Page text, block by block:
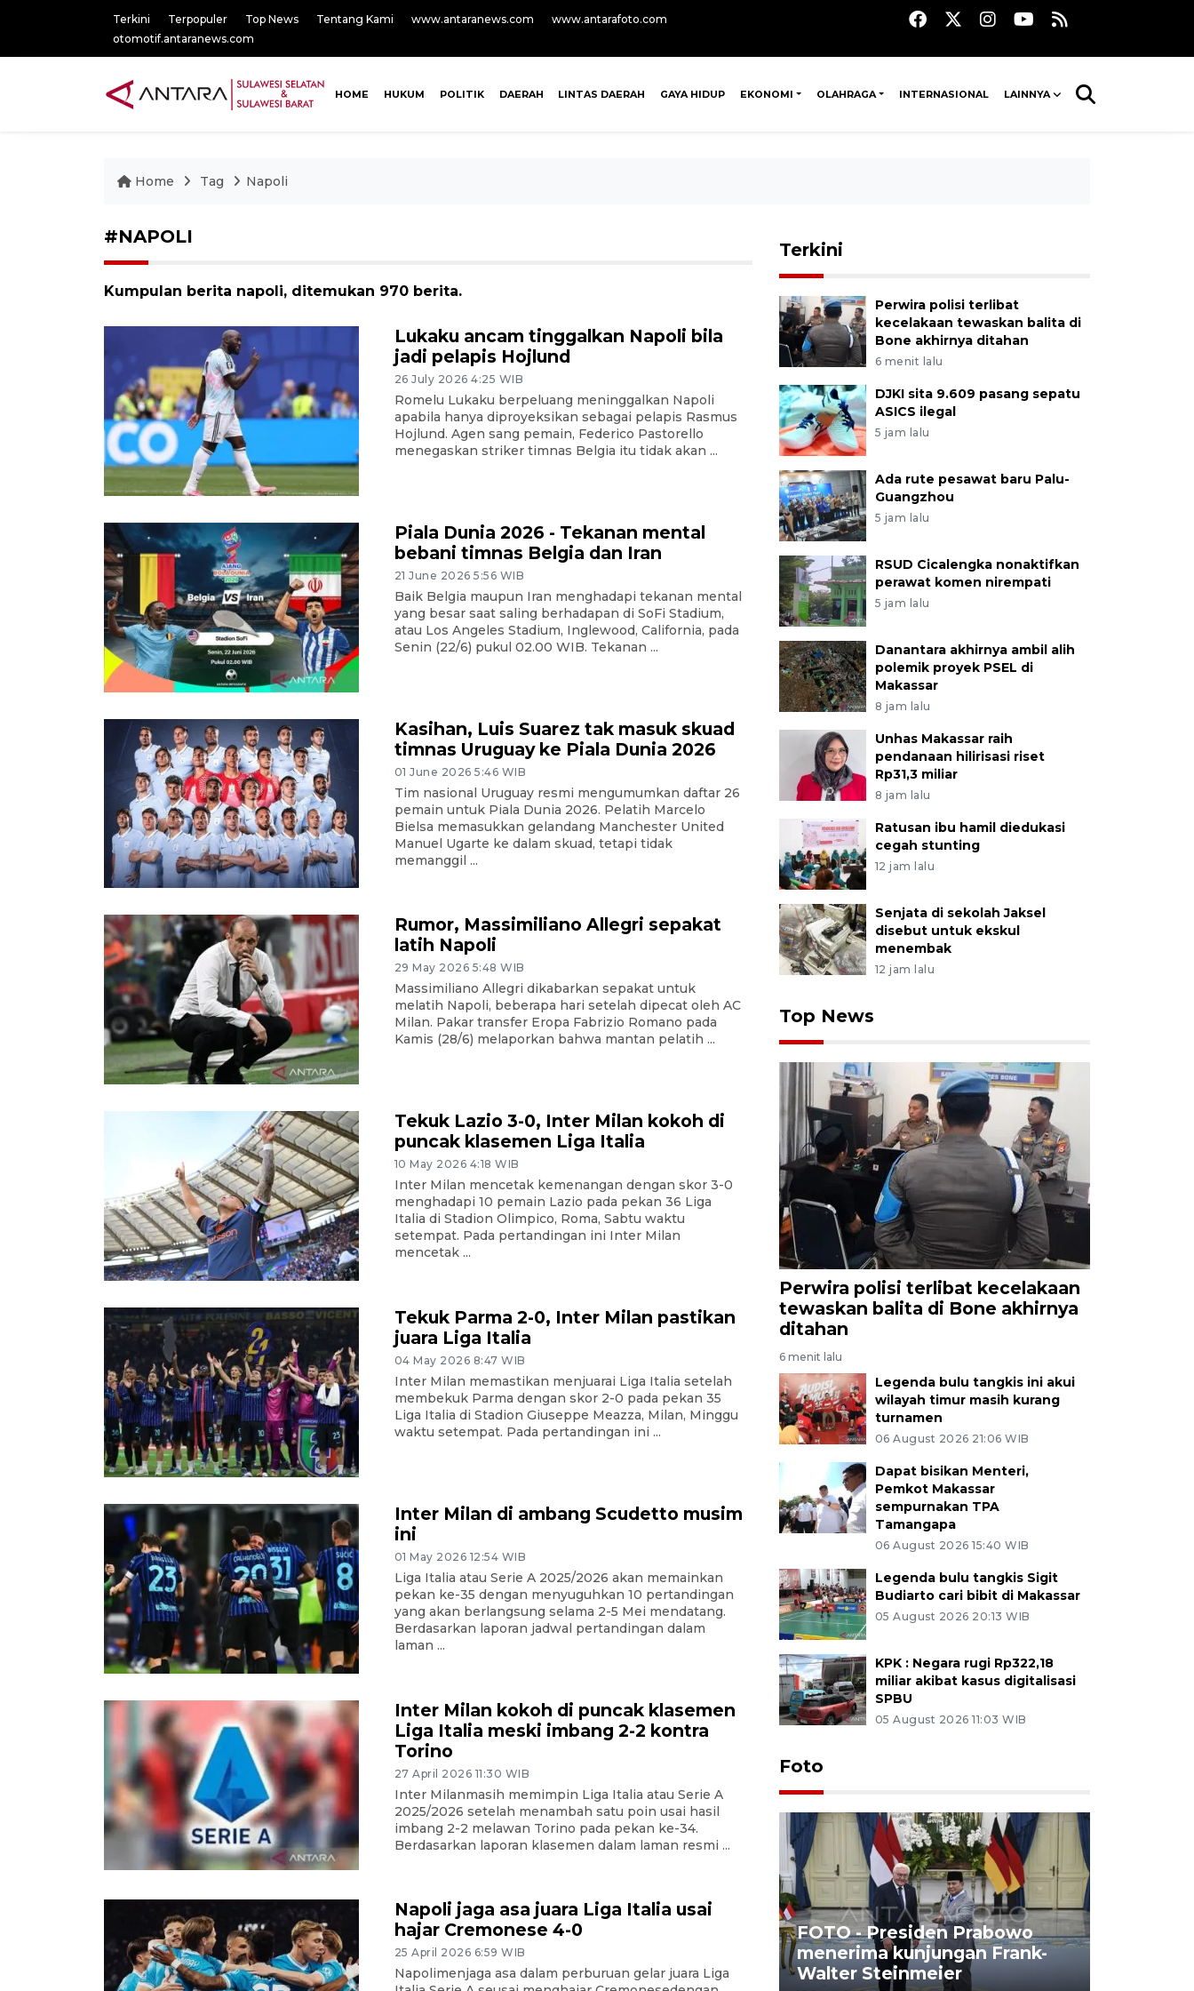
Terkini Terpopuler Top News Tentang Kami www.antaranews.com
www.antarafoto.com
otomotif.antaranews.com
HOME HUKUM POLITIK DAERAH LINTAS DAERAH GAYA HIDUP EKONOMI OLAHRAGA INTERNASIONAL LAINNYA
Home Tag Napoli
#NAPOLI
Kumpulan berita napoli, ditemukan 970 berita.
Lukaku ancam tinggalkan Napoli bila
jadi pelapis Hojlund
26 July 2026 4:25 WIB
Romelu Lukaku berpeluang meninggalkan Napoli
apabila hanya diproyeksikan sebagai pelapis Rasmus
Hojlund. Agen sang pemain, Federico Pastorello
menegaskan striker timnas Belgia itu tidak akan ...
Piala Dunia 2026 - Tekanan mental
bebani timnas Belgia dan Iran
21 June 2026 5:56 WIB
Baik Belgia maupun Iran menghadapi tekanan mental
yang besar saat saling berhadapan di SoFi Stadium,
atau Los Angeles Stadium, Inglewood, California, pada
Senin (22/6) pukul 02.00 WIB. Tekanan ...
Kasihan, Luis Suarez tak masuk skuad
timnas Uruguay ke Piala Dunia 2026
01 June 2026 5:46 WIB
Tim nasional Uruguay resmi mengumumkan daftar 26
pemain untuk Piala Dunia 2026. Pelatih Marcelo
Bielsa memasukkan gelandang Manchester United
Manuel Ugarte ke dalam skuad, tetapi tidak
memanggil ...
Rumor, Massimiliano Allegri sepakat
latih Napoli
29 May 2026 5:48 WIB
Massimiliano Allegri dikabarkan sepakat untuk
melatih Napoli, beberapa hari setelah dipecat oleh AC
Milan. Pakar transfer Eropa Fabrizio Romano pada
Kamis (28/6) melaporkan bahwa mantan pelatih ...
Tekuk Lazio 3-0, Inter Milan kokoh di
puncak klasemen Liga Italia
10 May 2026 4:18 WIB
Inter Milan mencetak kemenangan dengan skor 3-0
menghadapi 10 pemain Lazio pada pekan 36 Liga
Italia di Stadion Olimpico, Roma, Sabtu waktu
setempat. Pada pertandingan ini Inter Milan
mencetak ...
Tekuk Parma 2-0, Inter Milan pastikan
juara Liga Italia
04 May 2026 8:47 WIB
Inter Milan memastikan menjuarai Liga Italia setelah
membekuk Parma dengan skor 2-0 pada pekan 35
Liga Italia di Stadion Giuseppe Meazza, Milan, Minggu
waktu setempat. Pada pertandingan ini ...
Inter Milan di ambang Scudetto musim
ini
01 May 2026 12:54 WIB
Liga Italia atau Serie A 2025/2026 akan memainkan
pekan ke-35 dengan menyuguhkan 10 pertandingan
yang akan berlangsung selama 2-5 Mei mendatang.
Berdasarkan laporan jadwal pertandingan dalam
laman ...
Inter Milan kokoh di puncak klasemen
Liga Italia meski imbang 2-2 kontra
Torino
27 April 2026 11:30 WIB
Inter Milanmasih memimpin Liga Italia atau Serie A
2025/2026 setelah menambah satu poin usai hasil
imbang 2-2 melawan Torino pada pekan ke-34.
Berdasarkan laporan klasemen dalam laman resmi ...
Napoli jaga asa juara Liga Italia usai
hajar Cremonese 4-0
25 April 2026 6:59 WIB
Napolimenjaga asa dalam perburuan gelar juara Liga
Terkini
Perwira polisi terlibat
kecelakaan tewaskan balita di
Bone akhirnya ditahan
6 menit lalu
DJKI sita 9.609 pasang sepatu
ASICS ilegal
5 jam lalu
Ada rute pesawat baru Palu-
Guangzhou
5 jam lalu
RSUD Cicalengka nonaktifkan
perawat komen nirempati
5 jam lalu
Danantara akhirnya ambil alih
polemik proyek PSEL di
Makassar
8 jam lalu
Unhas Makassar raih
pendanaan hilirisasi riset
Rp31,3 miliar
8 jam lalu
Ratusan ibu hamil diedukasi
cegah stunting
12 jam lalu
Senjata di sekolah Jaksel
disebut untuk ekskul
menembak
12 jam lalu
Top News
Perwira polisi terlibat kecelakaan
tewaskan balita di Bone akhirnya
ditahan
6 menit lalu
Legenda bulu tangkis ini akui
wilayah timur masih kurang
turnamen
06 August 2026 21:06 WIB
Dapat bisikan Menteri,
Pemkot Makassar
sempurnakan TPA
Tamangapa
06 August 2026 15:40 WIB
Legenda bulu tangkis Sigit
Budiarto cari bibit di Makassar
05 August 2026 20:13 WIB
KPK : Negara rugi Rp322,18
miliar akibat kasus digitalisasi
SPBU
05 August 2026 11:03 WIB
Foto
FOTO - Kirab memperingati
HUT ke-80 Raja Keraton
Yogyakarta
FOTO - Presiden Prabowo
menerima kunjungan Frank-
Walter Steinmeier